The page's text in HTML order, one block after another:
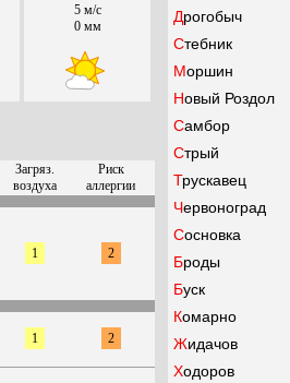
5 м/с
0 мм
Загряз.
воздуха
Риск
аллергии
1 2
1 2
Дрогобыч
Стебник
Моршин
Новый Роздол
Самбор
Стрый
Трускавец
Червоноград
Сосновка
Броды
Буск
Комарно
Жидачов
Ходоров